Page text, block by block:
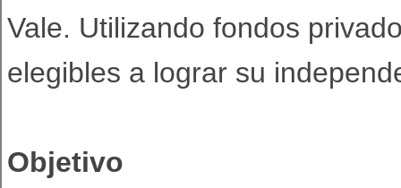
Vale. Utilizando fondos
elegibles a lograr su
Objetivo